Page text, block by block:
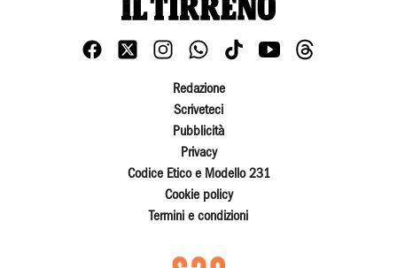
Redazione
Scriveteci
Pubblicità
Privacy
Codice Etico e Modello 231
Cookie policy
Termini e condizioni